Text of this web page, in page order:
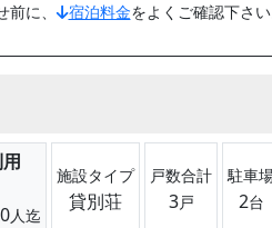
前に、 宿泊料金をよくご確認下さ
人迄
施設タイプ
貸別荘
戸数合計
3戸
駐車
2台